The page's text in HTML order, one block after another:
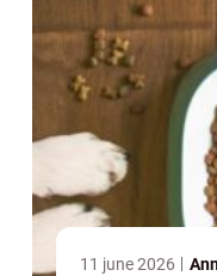
11 june 2026